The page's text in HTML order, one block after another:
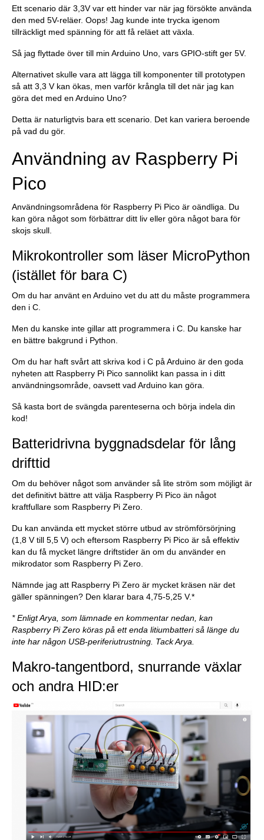
Ett scenario där 3,3V var ett hinder var när jag försökte använda
den med 5V-reläer. Oops! Jag kunde inte trycka igenom
tillräckligt med spänning för att få reläet att växla.
Så jag flyttade över till min Arduino Uno, vars GPIO-stift ger 5V.
Alternativet skulle vara att lägga till komponenter till prototypen
så att 3,3 V kan ökas, men varför krångla till det när jag kan
göra det med en Arduino Uno?
Detta är naturligtvis bara ett scenario. Det kan variera beroende
på vad du gör.
Användning av Raspberry Pi
Pico
Användningsområdena för Raspberry Pi Pico är oändliga. Du
kan göra något som förbättrar ditt liv eller göra något bara för
skojs skull.
Mikrokontroller som läser MicroPython
(istället för bara C)
Om du har använt en Arduino vet du att du måste programmera
den i C.
Men du kanske inte gillar att programmera i C. Du kanske har
en bättre bakgrund i Python.
Om du har haft svårt att skriva kod i C på Arduino är den goda
nyheten att Raspberry Pi Pico sannolikt kan passa in i ditt
användningsområde, oavsett vad Arduino kan göra.
Så kasta bort de svängda parenteserna och börja indela din
kod!
Batteridrivna byggnadsdelar för lång
drifttid
Om du behöver något som använder så lite ström som möjligt är
det definitivt bättre att välja Raspberry Pi Pico än något
kraftfullare som Raspberry Pi Zero.
Du kan använda ett mycket större utbud av strömförsörjning
(1,8 V till 5,5 V) och eftersom Raspberry Pi Pico är så effektiv
kan du få mycket längre driftstider än om du använder en
mikrodator som Raspberry Pi Zero.
Nämnde jag att Raspberry Pi Zero är mycket kräsen när det
gäller spänningen? Den klarar bara 4,75-5,25 V.*
* Enligt Arya, som lämnade en kommentar nedan, kan
Raspberry Pi Zero köras på ett enda litiumbatteri så länge du
inte har någon USB-periferiutrustning. Tack Arya.
Makro-tangentbord, snurrande växlar
och andra HID:er